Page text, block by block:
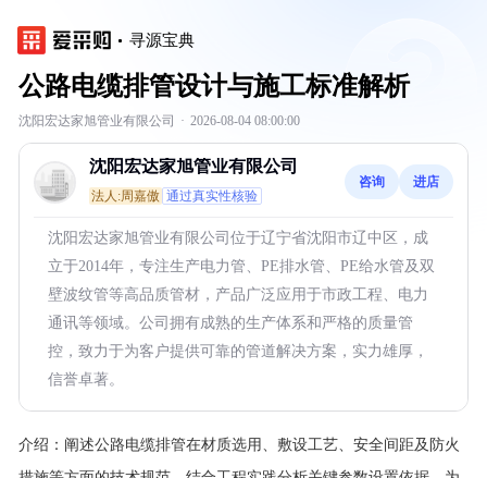
寻源宝典
公路电缆排管设计与施工标准解析
沈阳宏达家旭管业有限公司 · 2026-08-04 08:00:00
沈阳宏达家旭管业有限公司
法人:周嘉傲 通过真实性核验
咨询 进店
沈阳宏达家旭管业有限公司位于辽宁省沈阳市辽中区，成
立于2014年，专注生产电力管、PE排水管、PE给水管及双
壁波纹管等高品质管材，产品广泛应用于市政工程、电力
通讯等领域。公司拥有成熟的生产体系和严格的质量管
控，致力于为客户提供可靠的管道解决方案，实力雄厚，
信誉卓著。
介绍： 阐述公路电缆排管在材质选用、敷设工艺、安全间距及防火